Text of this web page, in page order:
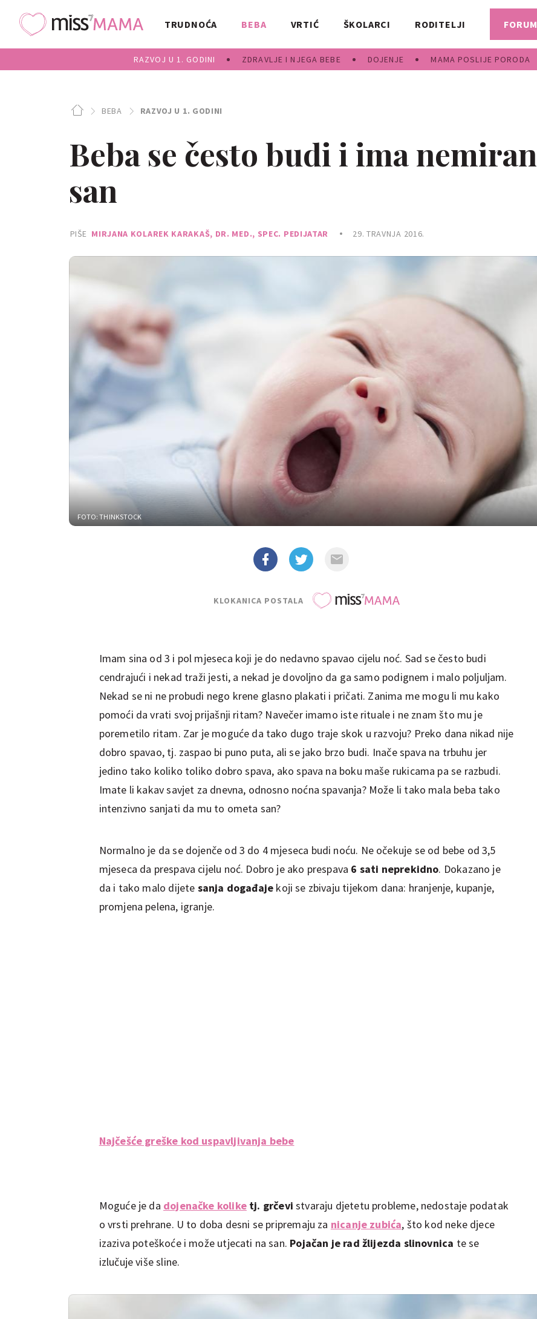
TRUDNOĆA BEBA
RAZVOJ U 1. GODINI ZDRAVLJE I NJEGA BEBE DOJENJE MAMA POSLIJE PORODA
VRTIĆ ŠKOLARCI RODITELJI FORUM
BEBA RAZVOJ U 1. GODINI
Beba se često budi i ima nemiran
san
PIŠE MIRJANA KOLAREK KARAKAŠ, DR. MED., SPEC. PEDIJATAR 29. TRAVNJA 2016.
FOTO: THINKSTOCK
KLOKANICA POSTALA
Imam sina od 3 i pol mjeseca koji je do nedavno spavao cijelu noć. Sad se često budi
cendrajući i nekad traži jesti, a nekad je dovoljno da ga samo podignem i malo poljuljam.
Nekad se ni ne probudi nego krene glasno plakati i pričati. Zanima me mogu li mu kako
pomoći da vrati svoj prijašnji ritam? Navečer imamo iste rituale i ne znam što mu je
poremetilo ritam. Zar je moguće da tako dugo traje skok u razvoju? Preko dana nikad nije
dobro spavao, tj. zaspao bi puno puta, ali se jako brzo budi. Inače spava na trbuhu jer
jedino tako koliko toliko dobro spava, ako spava na boku maše rukicama pa se razbudi.
Imate li kakav savjet za dnevna, odnosno noćna spavanja? Može li tako mala beba tako
intenzivno sanjati da mu to ometa san?
Normalno je da se dojenče od 3 do 4 mjeseca budi noću. Ne očekuje se od bebe od 3,5
mjeseca da prespava cijelu noć. Dobro je ako prespava 6 sati neprekidno. Dokazano je
da i tako malo dijete sanja događaje koji se zbivaju tijekom dana: hranjenje, kupanje,
promjena pelena, igranje.
Najčešće greške kod uspavljivanja bebe
Moguće je da dojenačke koliketj. grčevistvaraju djetetu probleme, nedostaje podatak
o vrsti prehrane. U to doba desni se pripremaju za nicanje zubića, što kod neke djece
izaziva poteškoće i može utjecati na san. Pojačan je rad žlijezda slinovnica te se
izlučuje više sline.